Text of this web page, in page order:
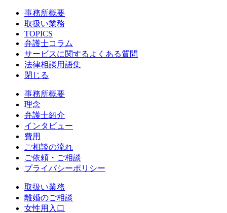
事務所概要
取扱い業務
TOPICS
弁護士コラム
サービスに関するよくある質問
法律相談用語集
閉じる
事務所概要
理念
弁護士紹介
インタビュー
費用
ご相談の流れ
ご依頼・ご相談
プライバシーポリシー
取扱い業務
離婚のご相談
女性用入口